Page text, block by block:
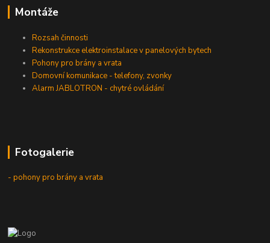
Montáže
Rozsah činnosti
Rekonstrukce elektroinstalace v panelových bytech
Pohony pro brány a vrata
Domovní komunikace - telefony, zvonky
Alarm JABLOTRON - chytré ovládání
Fotogalerie
- pohony pro brány a vrata